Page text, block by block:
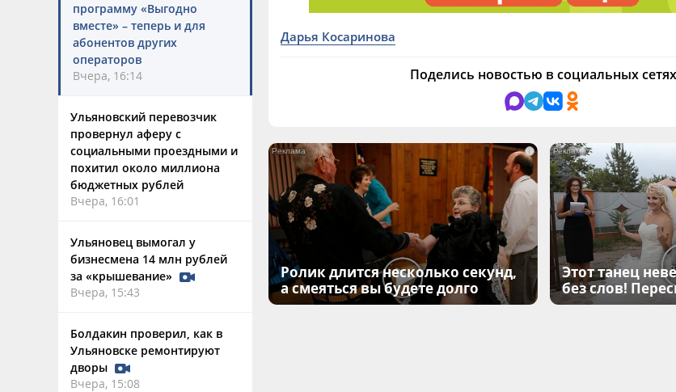
программу «Выгодно
вместе» – теперь и для
абонентов других
операторов
Вчера, 16:14
Ульяновский перевозчик
провернул аферу с
социальными проездными и
похитил около миллиона
бюджетных рублей
Вчера, 16:01
Ульяновец вымогал у
бизнесмена 14 млн рублей
за «крышевание»
Вчера, 15:43
Болдакин проверил, как в
Ульяновске ремонтируют
дворы
Вчера, 15:08
Дарья Косаринова
Поделись новостью в социальных сетях
i
Ролик длится несколько секунд,
а смеяться вы будете долго
Этот танец
без слов!